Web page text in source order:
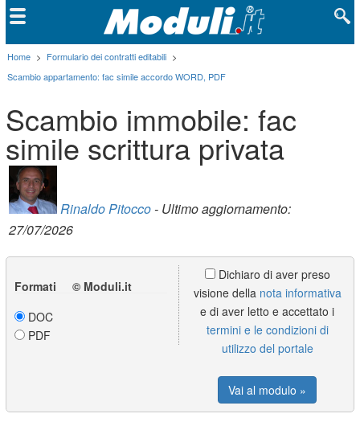
Home > Formulario dei contratti editabili >
Scambio appartamento: fac simile accordo WORD, PDF
Scambio immobile: fac
simile scrittura privata
Rinaldo Pitocco- Ultimo aggiornamento:
27/07/2026
Formati © Moduli.it
DOC
PDF
Dichiaro di aver preso
visione della nota informativa
e di aver letto e accettato i
termini e le condizioni di
utilizzo del portale
Vai al modulo »